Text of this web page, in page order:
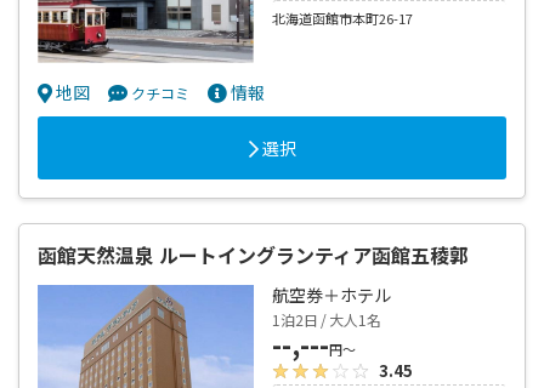
北海道函館市本町26-17
地図 クチコミ 情報
選択
函館天然温泉 ルートイングランティア函館五稜郭
航空券＋ホテル
1泊2日 / 大人1名
--,---円～
3.45